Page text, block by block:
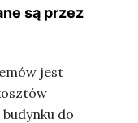
są przez
jest
do